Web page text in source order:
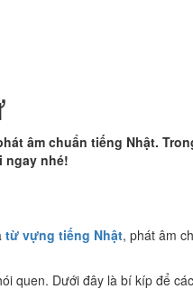
âm chuẩn tiếng Nhật.
ngay nhé!
từ vựng tiếng Nhật, phát âm
quen. Dưới đây là bí kíp để